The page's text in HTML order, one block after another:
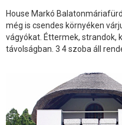
House Markó
még is csendes környéken
vágyókat. Éttermek, strandok,
távolságban. 3 4 szoba áll